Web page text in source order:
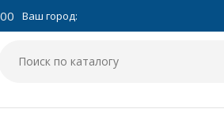
Ваш город: